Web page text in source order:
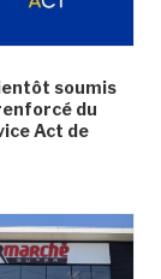
soumis
du
Act de